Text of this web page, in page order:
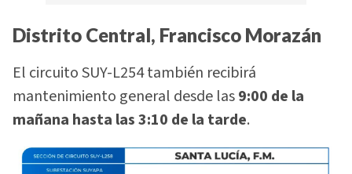
Distrito Central, Francisco Morazán
El circuito SUY-L254 también recibirá
mantenimiento general desde las9:00 de la
mañana hasta las 3:10 de la tarde.